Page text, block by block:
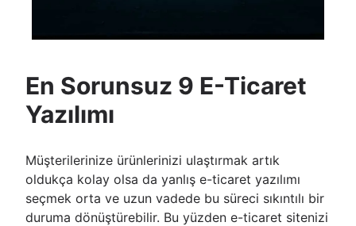
En Sorunsuz 9 E-Ticaret
Yazılımı
Müşterilerinize ürünlerinizi ulaştırmak artık
oldukça kolay olsa da yanlış e-ticaret yazılımı
seçmek orta ve uzun vadede bu süreci sıkıntılı bir
duruma dönüştürebilir. Bu yüzden e-ticaret sitenizi